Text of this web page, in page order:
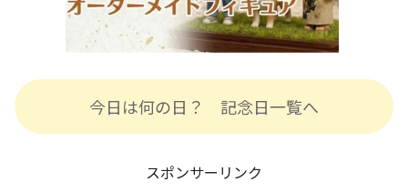
今日は何の日？ 記念日一覧へ
スポンサーリンク